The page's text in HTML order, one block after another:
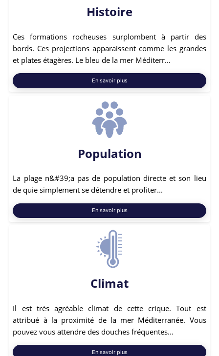
Histoire
Ces formations rocheuses surplombent à partir des
bords. Ces projections apparaissent comme les grandes
et plates étagères. Le bleu de la mer Méditerr...
En savoir plus
Population
La plage n&#39;a pas de population directe et son lieu
de quie simplement se détendre et profiter...
En savoir plus
Climat
Il est très agréable climat de cette crique. Tout est
attribué à la proximité de la mer Méditerranée. Vous
pouvez vous attendre des douches fréquentes...
En savoir plus